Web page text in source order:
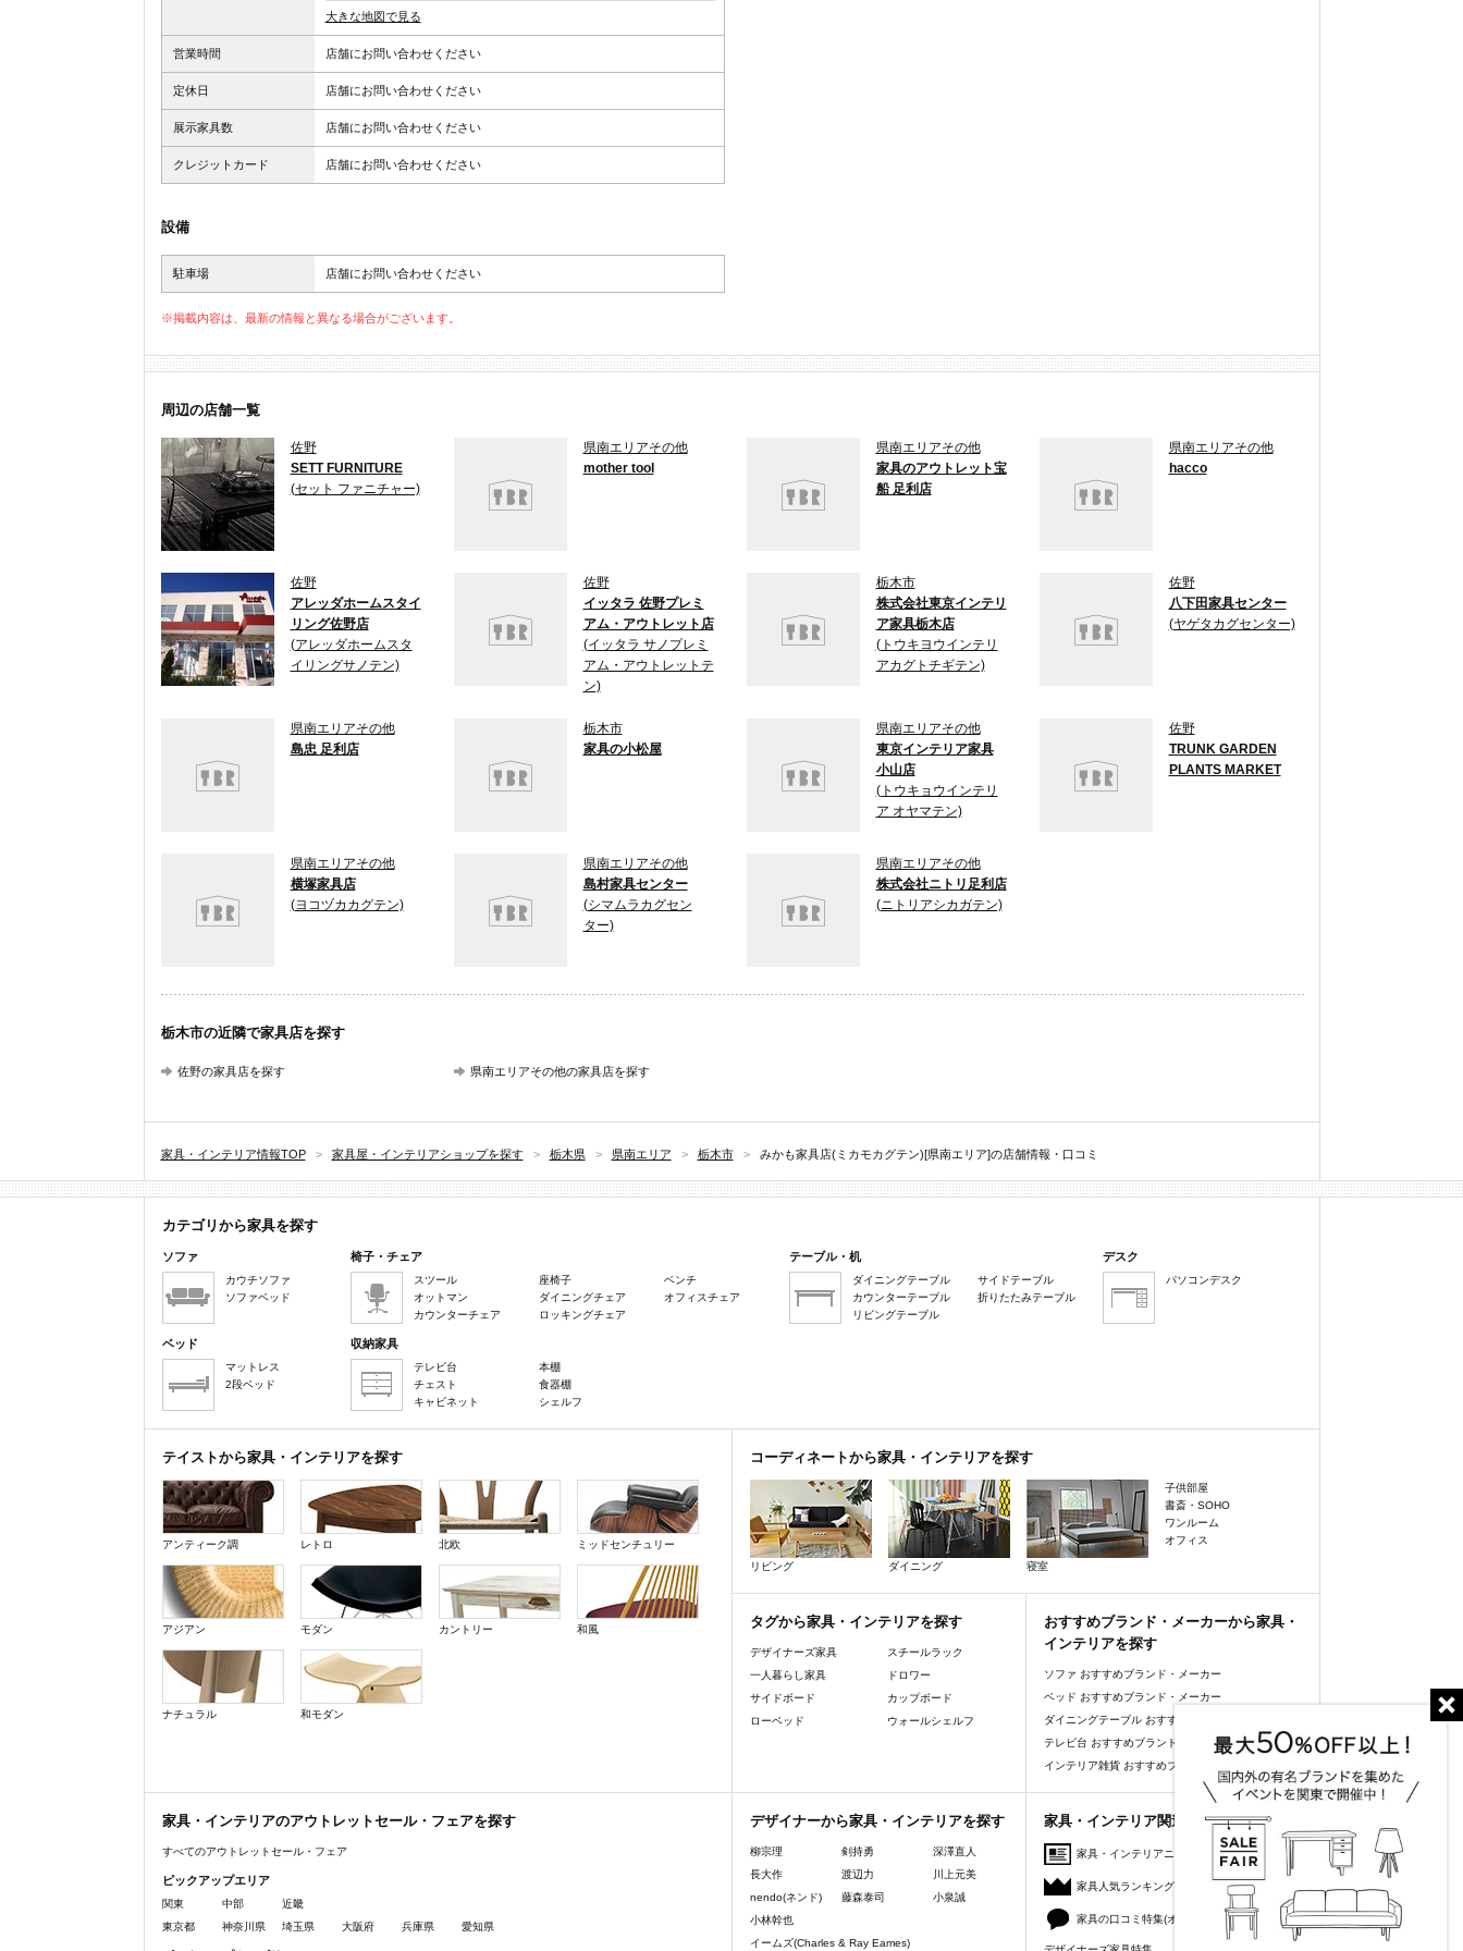
大きな地図で見る
営業時間 店舗にお問い合わせください
定休日 店舗にお問い合わせください
展示家具数 店舗にお問い合わせください
クレジットカード 店舗にお問い合わせください
設備
駐車場 店舗にお問い合わせください
※掲載内容は、最新の情報と異なる場合がございます。
周辺の店舗一覧
佐野
SETT FURNITURE
(セット ファニチャー)
県南エリアその他
mother tool
県南エリアその他
家具のアウトレット宝
船 足利店
県南エリアその他
hacco
佐野
アレッダホームスタイ
リング佐野店
(アレッダホームスタ
イリングサノテン)
佐野
イッタラ 佐野プレミ
アム・アウトレット店
(イッタラ サノプレミ
アム・アウトレットテ
ン)
栃木市
株式会社東京インテリ
ア家具栃木店
(トウキヨウインテリ
アカグトチギテン)
佐野
八下田家具センター
(ヤゲタカグセンター)
県南エリアその他
島忠 足利店
栃木市
家具の小松屋
県南エリアその他
東京インテリア家具
小山店
(トウキョウインテリ
ア オヤマテン)
佐野
TRUNK GARDEN
PLANTS MARKET
県南エリアその他
横塚家具店
(ヨコヅカカグテン)
県南エリアその他
島村家具センター
(シマムラカグセン
ター)
県南エリアその他
株式会社ニトリ足利店
(ニトリアシカガテン)
栃木市の近隣で家具店を探す
佐野の家具店を探す 県南エリアその他の家具店を探す
家具・インテリア情報TOP > 家具屋・インテリアショップを探す > 栃木県 > 県南エリア > 栃木市 > みかも家具店(ミカモカグテン)[県南エリア]の店舗情報・口コミ
カテゴリから家具を探す
ソファ
カウチソファ
ソファベッド
椅子・チェア
スツール
オットマン
カウンターチェア
座椅子
ダイニングチェア
ロッキングチェア
ベンチ
オフィスチェア
テーブル・机
ダイニングテーブル
カウンターテーブル
リビングテーブル
サイドテーブル
折りたたみテーブル
デスク
パソコンデスク
ベッド
マットレス
2段ベッド
収納家具
テレビ台
チェスト
キャビネット
本棚
食器棚
シェルフ
テイストから家具・インテリアを探す
アンティーク調 レトロ 北欧 ミッドセンチュリー
アジアン モダン カントリー 和風
ナチュラル 和モダン
コーディネートから家具・インテリアを探す
リビング ダイニング 寝室
子供部屋
書斎・SOHO
ワンルーム
オフィス
タグから家具・インテリアを探す
デザイナーズ家具
一人暮らし家具
サイドボード
ローベッド
スチールラック
ドロワー
カップボード
ウォールシェルフ
おすすめブランド・メーカーから家具・
インテリアを探す
ソファ おすすめブランド・メーカー
ベッド おすすめブランド・メーカー
ダイニングテーブル おすすめブランド・メーカー
テレビ台 おすすめブランド・メーカー
インテリア雑貨 おすすめブランド・メーカー
家具・インテリアのアウトレットセール・フェアを探す
すべてのアウトレットセール・フェア
ピックアップエリア
関東 中部
近畿
東京都
神奈川県 埼玉県 大阪府 兵庫県 愛知県
デザイナーから家具・インテリアを探す
柳宗理 剣持勇
深澤直人
長大作
渡辺力
川上元美
nendo(ネンド)
藤森泰司
小泉誠
小林幹也
イームズ(Charles & Ray Eames)
家具・インテリア関連コンテンツ
家具・インテリアニュース
家具人気ランキング
家具の口コミ特集(オーナーズレビュー)